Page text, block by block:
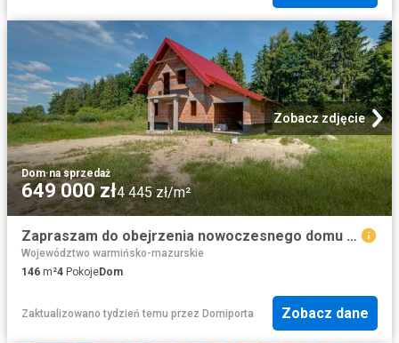
Zobacz zdjęcie
Dom·na sprzedaż
649 000 zł4 445 zł/m²
Zapraszam do obejrzenia nowoczesnego domu 97,62 m² w Wrzesinie
Województwo warmińsko-mazurskie
146 m²4 PokojeDom
Zaktualizowano tydzień temu przez Domiporta Zobacz dane